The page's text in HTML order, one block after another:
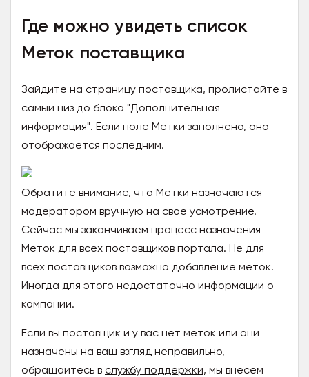
Где можно увидеть список
Меток поставщика
Зайдите на страницу поставщика, пролистайте в
самый низ до блока "Дополнительная
информация". Если поле Метки заполнено, оно
отображается последним.
Обратите внимание, что Метки назначаются
модератором вручную на свое усмотрение.
Сейчас мы заканчиваем процесс назначения
Меток для всех поставщиков портала. Не для
всех поставщиков возможно добавление меток.
Иногда для этого недостаточно информации о
компании.
Если вы поставщик и у вас нет меток или они
назначены на ваш взгляд неправильно,
обращайтесь в службу поддержки, мы внесем